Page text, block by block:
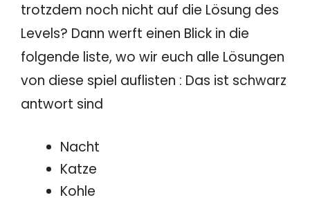
trotzdem noch nicht auf die Lösung des
Levels? Dann werft einen Blick in die
folgende liste, wo wir euch alle Lösungen
von diese spiel auflisten : Das ist schwarz
antwort sind
Nacht
Katze
Kohle